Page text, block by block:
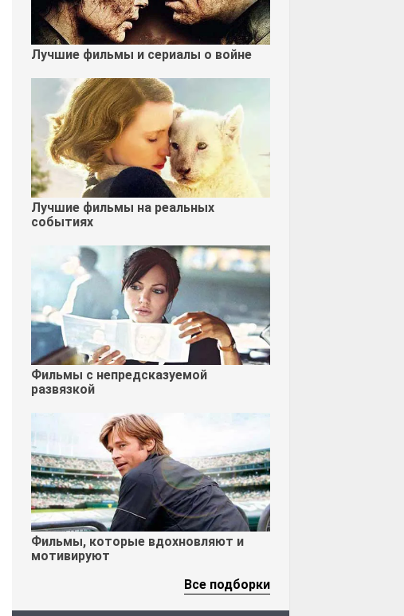
Лучшие фильмы и сериалы о войне
Лучшие фильмы на реальных
событиях
Фильмы с непредсказуемой
развязкой
Фильмы, которые вдохновляют и
мотивируют
Все подборки